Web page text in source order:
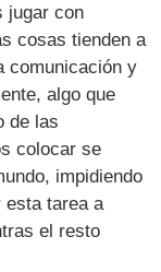
jugar con
cosas tienden a
comunicación y
algo que
de las
colocar se
impidiendo
esta tarea a
el resto